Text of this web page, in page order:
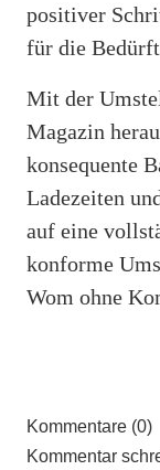
positiver
für die
Mit der
Magazin
konsequente
Ladezeiten
auf eine
konforme
Wom ohne
Kommentare (0)
Kommentar